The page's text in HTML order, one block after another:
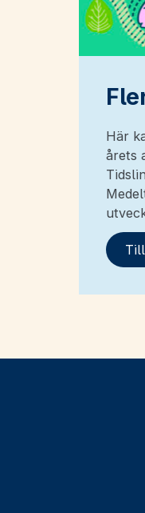
Här
årets